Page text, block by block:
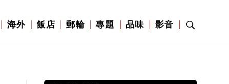
海外 飯店 郵輪 專題 品味 影音